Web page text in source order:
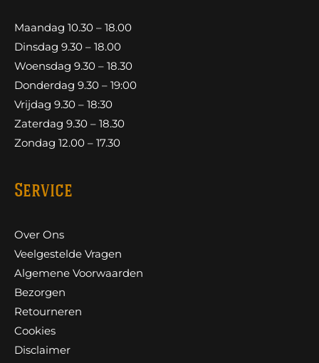
Maandag 10.30 – 18.00
Dinsdag 9.30 – 18.00
Woensdag 9.30 – 18.30
Donderdag 9.30 – 19:00
Vrijdag 9.30 – 18:30
Zaterdag 9.30 – 18.30
Zondag 12.00 – 17.30
Service
Over Ons
Veelgestelde Vragen
Algemene Voorwaarden
Bezorgen
Retourneren
Cookies
Disclaimer